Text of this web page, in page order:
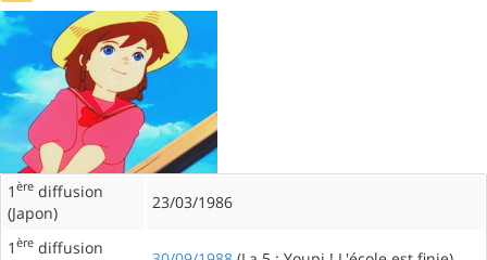
1 ère diffusion
(Japon)
23/03/1986
1 ère diffusion